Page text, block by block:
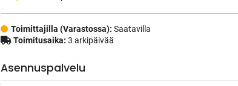
Toimittajilla (Varastossa): Saatavilla
Toimitusaika: 3 arkipäivää
Asennuspalvelu